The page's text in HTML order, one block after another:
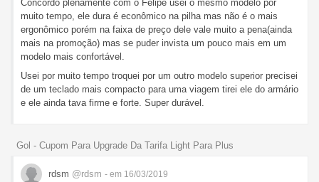
Concordo plenamente com o Felipe usei o mesmo modelo por
muito tempo, ele dura é econômico na pilha mas não é o mais
ergonômico porém na faixa de preço dele vale muito a pena(ainda
mais na promoção) mas se puder invista um pouco mais em um
modelo mais confortável.
Usei por muito tempo troquei por um outro modelo superior precisei
de um teclado mais compacto para uma viagem tirei ele do armário
e ele ainda tava firme e forte. Super durável.
Gol - Cupom Para Upgrade Da Tarifa Light Para Plus
rdsm @rdsm - em 16/03/2019